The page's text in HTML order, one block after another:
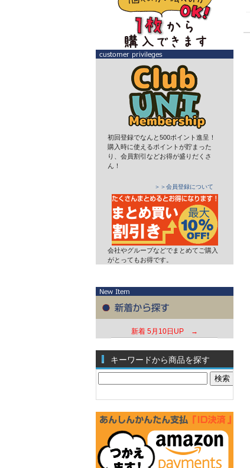
初回登録でなんと500ポイント進呈！
購入時に使えるポイントが貯まった
り、会員割引などお得が盛りだくさ
ん！
＞＞会員登録について
会社やグループなどでまとめてご購入
がとってもお得です。
新着 5月10日UP →
キーワードから商品を探す